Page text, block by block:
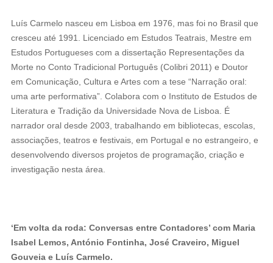
️Luís Carmelo nasceu em Lisboa em 1976, mas foi no Brasil que
cresceu até 1991. Licenciado em Estudos Teatrais, Mestre em
Estudos Portugueses com a dissertação Representações da
Morte no Conto Tradicional Português (Colibri 2011) e Doutor
em Comunicação, Cultura e Artes com a tese “Narração oral:
uma arte performativa”. Colabora com o Instituto de Estudos de
Literatura e Tradição da Universidade Nova de Lisboa. É
narrador oral desde 2003, trabalhando em bibliotecas, escolas,
associações, teatros e festivais, em Portugal e no estrangeiro, e
desenvolvendo diversos projetos de programação, criação e
investigação nesta área.
‘Em volta da roda: Conversas entre Contadores’ com Maria
Isabel Lemos, António Fontinha, José Craveiro, Miguel
Gouveia e Luís Carmelo.